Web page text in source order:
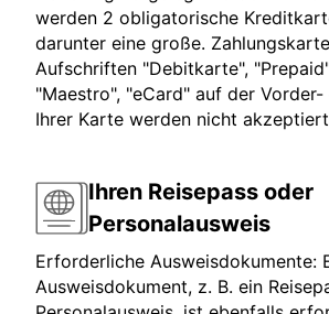
werden 2 obligatorische
darunter eine große.
Aufschriften "Debitkarte",
"Maestro", "eCard" auf der
Ihrer Karte werden nicht akzeptiert
Ihren Reisepass oder
Personalausweis
Erforderliche Ausweisdokumente:
Ausweisdokument, z. B. ein